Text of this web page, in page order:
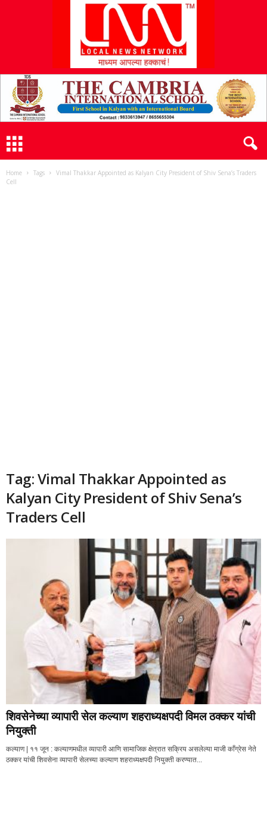
Home Tags
Vimal Thakkar Appointed as Kalyan City President of Shiv Sena’s Traders
Cell
Tag: Vimal Thakkar Appointed as
Kalyan City President of Shiv Sena’s
Traders Cell
शिवसेनेच्या व्यापारी सेल कल्याण शहराध्यक्षपदी विमल ठक्कर यांची
नियुक्ती
कल्याण | ११ जून : कल्याणमधील व्यापारी आणि सामाजिक क्षेत्रात सक्रिय असलेल्या माजी काँग्रेस नेते
ठक्कर यांची शिवसेना व्यापारी सेलच्या कल्याण शहराध्यक्षपदी नियुक्ती करण्यात...